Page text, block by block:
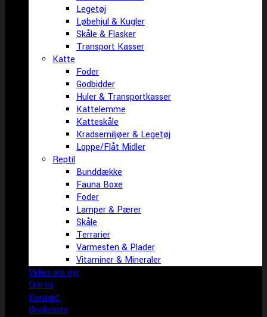
Legetøj
Løbehjul & Kugler
Skåle & Flasker
Transport Kasser
Katte
Foder
Godbidder
Huler & Transportkasser
Kattelemme
Katteskåle
Kradsemiljøer & Legetøj
Loppe/Flåt Midler
Reptil
Bunddække
Fauna Boxe
Foder
Lamper & Pærer
Skåle
Terrarier
Varmesten & Plader
Vitaminer & Mineraler
Viden om dyr
Om os
Kontakt
Ønskeliste